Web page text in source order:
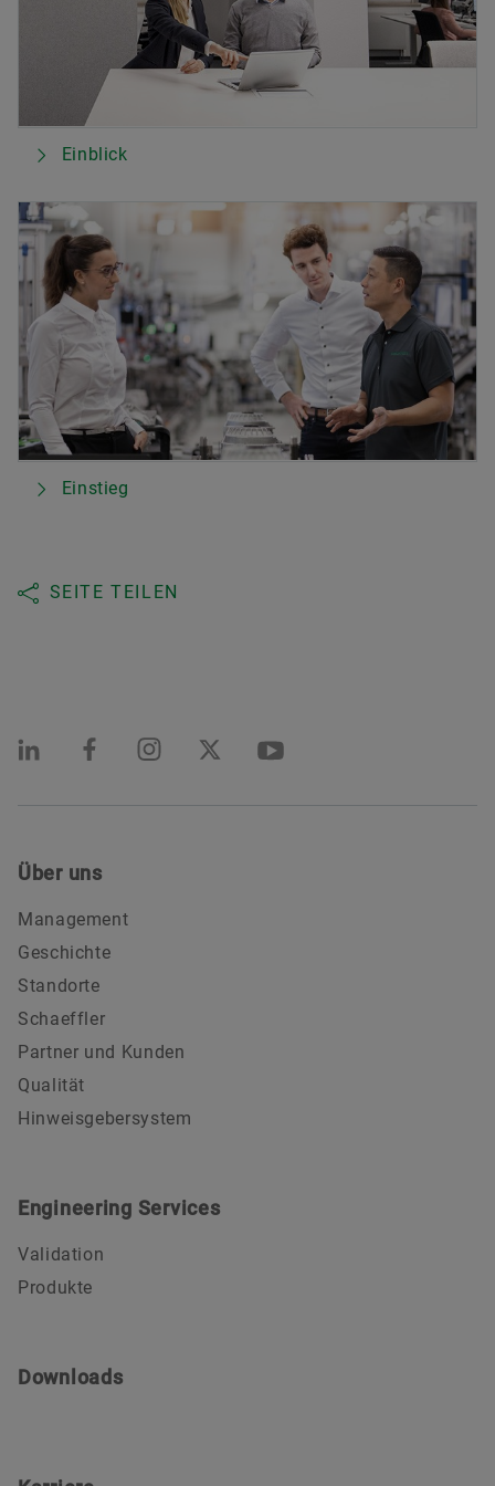
Einblick
Einstieg
SEITE TEILEN
Über uns
Management
Geschichte
Standorte
Schaeffler
Partner und Kunden
Qualität
Hinweisgebersystem
Engineering Services
Validation
Produkte
Downloads